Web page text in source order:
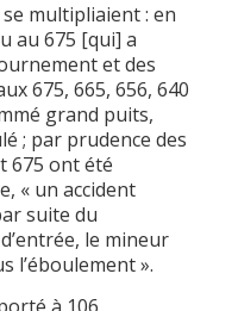
multipliaient : en
au 675 [qui] a
et des
675, 665, 656, 640
grand puits,
; par prudence des
675 ont été
« un accident
suite du
d’entrée, le mineur
l’éboulement ».